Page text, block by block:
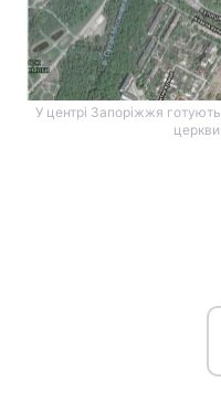
У центрі Запоріжжя